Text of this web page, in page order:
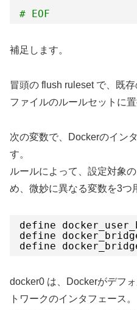
# EOF
補足します。
冒頭の flush ruleset で、既
ファイルのルールセットに置
次の変数で、Dockerのイン
す。
ルールによって、設定対象
め、微妙に異なる変数を3つ
define
define
define
docker0 は、Dockerがデフ
トワークのインタフェース。